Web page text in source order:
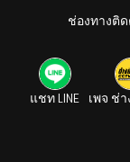
ช่องทางติด
แชท LINE เพจ ช่า